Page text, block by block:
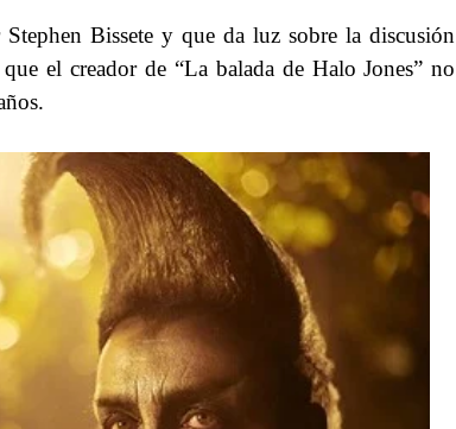
Stephen Bissete y que da luz sobre la discusión
el creador de “La balada de Halo Jones” no